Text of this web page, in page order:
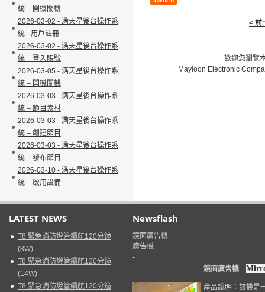
< 前
歡迎您瀏覽
Mayloon Electronic
統 – 開機關機
2026-03-02 - 满天星後台操作系
統 - 用戶註冊
2026-03-02 - 满天星後台操作系
統 – 登入賬號
2026-03-05 - 满天星後台操作系
統 – 開機關機
2026-03-03 - 满天星後台操作系
統 – 節目素材
2026-03-03 - 满天星後台操作系
統 – 創建節目
2026-03-03 - 满天星後台操作系
統 – 發布節目
2026-03-10 - 满天星後台操作系
統 – 啟用設備
LATEST NEWS
T8 緊急消防燈管續航120分鐘
(8W)
T8 緊急消防燈管續航120分鐘
(14W)
T8 緊急消防燈管續航120分鐘
Newsflash
鏡面廣告機
廣告機
-
鏡面廣告機
產品說明：該機是